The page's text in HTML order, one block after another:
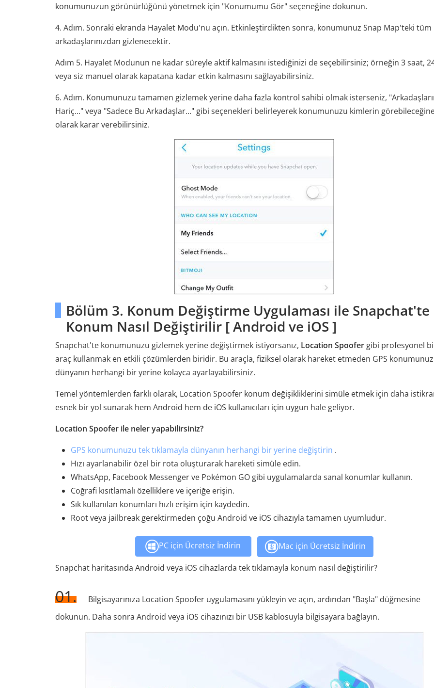
konumunuzun görünürlüğünü yönetmek için "Konumumu Gör" seçeneğine dokunun.
4. Adım. Sonraki ekranda Hayalet Modu'nu açın. Etkinleştirdikten sonra, konumunuz Snap Map'teki tüm
arkadaşlarınızdan gizlenecektir.
Adım 5. Hayalet Modunun ne kadar süreyle aktif kalmasını istediğinizi de seçebilirsiniz; örneğin 3 saat,
veya siz manuel olarak kapatana kadar etkin kalmasını sağlayabilirsiniz.
6. Adım. Konumunuzu tamamen gizlemek yerine daha fazla kontrol sahibi olmak isterseniz,
Hariç..." veya "Sadece Bu Arkadaşlar..." gibi seçenekleri belirleyerek konumunuzu kimlerin
olarak karar verebilirsiniz.
Bölüm 3. Konum Değiştirme Uygulaması ile Snapchat'te
Konum Nasıl Değiştirilir [ Android ve iOS ]
Snapchat'te konumunuzu gizlemek yerine değiştirmek istiyorsanız, Location Spoofer gibi profesyonel
araç kullanmak en etkili çözümlerden biridir. Bu araçla, fiziksel olarak hareket etmeden GPS
dünyanın herhangi bir yerine kolayca ayarlayabilirsiniz.
Temel yöntemlerden farklı olarak, Location Spoofer konum değişikliklerini simüle etmek için daha
esnek bir yol sunarak hem Android hem de iOS kullanıcıları için uygun hale geliyor.
Location Spoofer ile neler yapabilirsiniz?
GPS konumunuzu tek tıklamayla dünyanın herhangi bir yerine değiştirin .
Hızı ayarlanabilir özel bir rota oluşturarak hareketi simüle edin.
WhatsApp, Facebook Messenger ve Pokémon GO gibi uygulamalarda sanal konumlar kullanın.
Coğrafi kısıtlamalı özelliklere ve içeriğe erişin.
Sık kullanılan konumları hızlı erişim için kaydedin.
Root veya jailbreak gerektirmeden çoğu Android ve iOS cihazıyla tamamen uyumludur.
PC için Ücretsiz İndirin Mac için Ücretsiz İndirin
Snapchat haritasında Android veya iOS cihazlarda tek tıklamayla konum nasıl değiştirilir?
01.
Bilgisayarınıza Location Spoofer uygulamasını yükleyin ve açın, ardından "Başla" düğmesine
dokunun. Daha sonra Android veya iOS cihazınızı bir USB kablosuyla bilgisayara bağlayın.